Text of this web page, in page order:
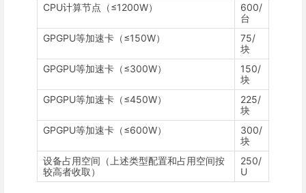
CPU计算节点（≤1200W）
600/
台
GPGPU等加速卡（≤150W）
75/
块
GPGPU等加速卡（≤300W）
150/
块
GPGPU等加速卡（≤450W）
225/
块
GPGPU等加速卡（≤600W）
300/
块
设备占用空间（上述类型配置和占用空间按
较高者收取）
250/
U